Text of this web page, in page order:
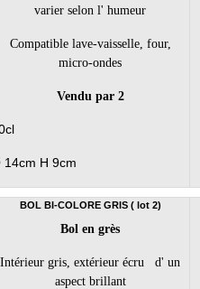
varier selon l' humeur
Compatible lave-vaisselle, four,
micro-ondes
Vendu par 2
H 9cm
BOL BI-COLORE GRIS ( lot 2)
Bol en grès
Intérieur gris, extérieur écru d' un
aspect brillant